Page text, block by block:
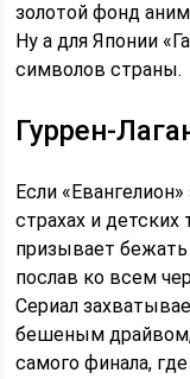
золотой фонд
Ну а для Японии
символов страны.
Гуррен-
Если
страхах и детских
призывает
послав ко всем
Сериал
бешеным драйвом,
самого финала,